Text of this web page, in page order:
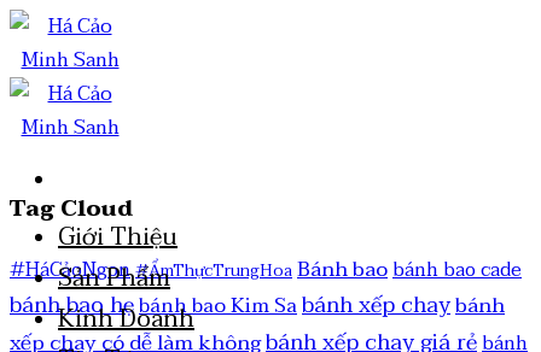
Giới Thiệu
Sản Phẩm
Kinh Doanh
Tag Cloud
#HáCảoNgon#ẨmThựcTrungHoaBánh baobánh bao cade
bánh bao hẹbánh bao Kim Sabánh xếp chaybánh
xếp chay có dễ làm khôngbánh xếp chay giá rẻbánh